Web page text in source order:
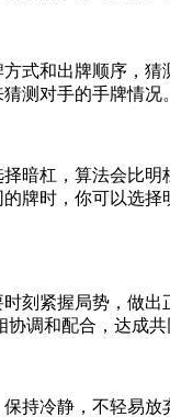
式和出牌顺序，
测对手的手牌情况。
暗杠，算法会比
牌时，你可以选
刻紧握局势，做
调和配合，达成共
持冷静，不轻易